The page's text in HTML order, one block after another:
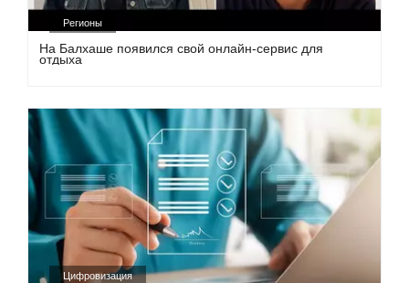
Регионы
На Балхаше появился свой онлайн-сервис для
отдыха
Цифровизация